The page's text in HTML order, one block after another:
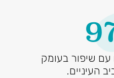
שיפור בעומק
העיניים.